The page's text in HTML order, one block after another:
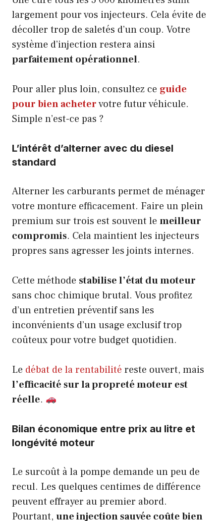
largement pour vos injecteurs. Cela évite de
décoller trop de saletés d’un coup. Votre
système d’injection restera ainsi
parfaitement opérationnel.
Pour aller plus loin, consultez ce guide
pour bien achetervotre futur véhicule.
Simple n’est-ce pas ?
L’intérêt d’alterner avec du diesel
standard
Alterner les carburants permet de ménager
votre monture efficacement. Faire un plein
premium sur trois est souvent le meilleur
compromis. Cela maintient les injecteurs
propres sans agresser les joints internes.
Cette méthode stabilise l’état du moteur
sans choc chimique brutal. Vous profitez
d’un entretien préventif sans les
inconvénients d’un usage exclusif trop
coûteux pour votre budget quotidien.
Le débat de la rentabilité reste ouvert, mais
l’efficacité sur la propreté moteur est
réelle.
Bilan économique entre prix au litre et
longévité moteur
Le surcoût à la pompe demande un peu de
recul. Les quelques centimes de différence
peuvent effrayer au premier abord.
Pourtant, une injection sauvée coûte bien